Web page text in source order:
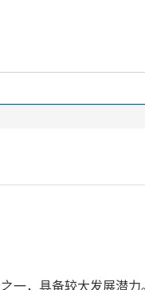
一，具备较大发展潜